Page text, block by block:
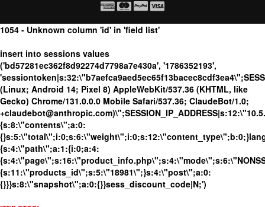
1054 - Unknown column 'id' in 'field list'
insert into sessions values
('bd57281ec362f8d92274d7798a7e430a', '1786352193',
(Linux; Android 14; Pixel 8) AppleWebKit/537.36 (KHTML, like
Gecko) Chrome/131.0.0.0 Mobile Safari/537.36; ClaudeBot/1.0;
{s:8:\"contents\";a:0:
{s:4:\"path\";a:1:{i:0;a:4:
{s:11:\"products_id\";s:5:\"18981\";}s:4:\"post\";a:0:
{}}}s:8:\"snapshot\";a:0:{}}sess_discount_code|N;')